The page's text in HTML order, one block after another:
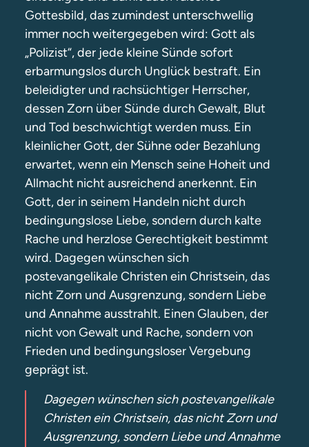
Gottesbild, das zumindest unterschwellig
immer noch weitergegeben wird: Gott als
„Polizist“, der jede kleine Sünde sofort
erbarmungslos durch Unglück bestraft. Ein
beleidigter und rachsüchtiger Herrscher,
dessen Zorn über Sünde durch Gewalt, Blut
und Tod beschwichtigt werden muss. Ein
kleinlicher Gott, der Sühne oder Bezahlung
erwartet, wenn ein Mensch seine Hoheit und
Allmacht nicht ausreichend anerkennt. Ein
Gott, der in seinem Handeln nicht durch
bedingungslose Liebe, sondern durch kalte
Rache und herzlose Gerechtigkeit bestimmt
wird. Dagegen wünschen sich
postevangelikale Christen ein Christsein, das
nicht Zorn und Ausgrenzung, sondern Liebe
und Annahme ausstrahlt. Einen Glauben, der
nicht von Gewalt und Rache, sondern von
Frieden und bedingungsloser Vergebung
geprägt ist.
Dagegen wünschen sich postevangelikale
Christen ein Christsein, das nicht Zorn und
Ausgrenzung, sondern Liebe und Annahme